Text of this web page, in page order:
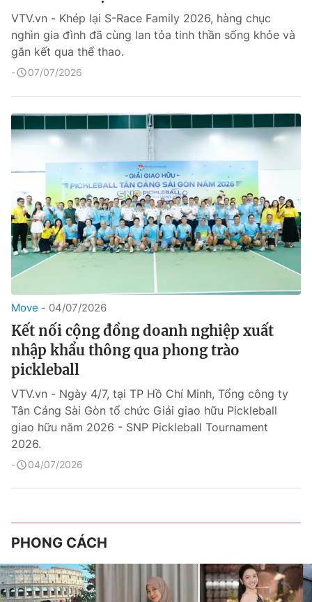
VTV.vn - Khép lại S-Race Family 2026, hàng chục
nghìn gia đình đã cùng lan tỏa tinh thần sống khỏe và
gắn kết qua thể thao.
07/07/2026
Move 04/07/2026
Kết nối cộng đồng doanh nghiệp xuất
nhập khẩu thông qua phong trào
pickleball
VTV.vn - Ngày 4/7, tại TP Hồ Chí Minh, Tổng công ty
Tân Cảng Sài Gòn tổ chức Giải giao hữu Pickleball
giao hữu năm 2026 - SNP Pickleball Tournament
2026.
04/07/2026
PHONG CÁCH